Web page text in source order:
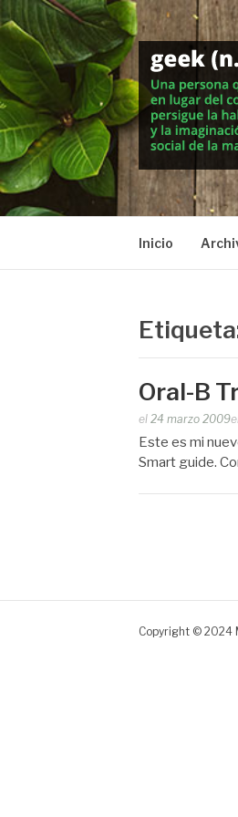
al
contenido
Vida inteligente
Inicio
Oral-B
Publicado
por
el 24 marzo 2009
Este es mi
Smart guide.
Copyright © 2024